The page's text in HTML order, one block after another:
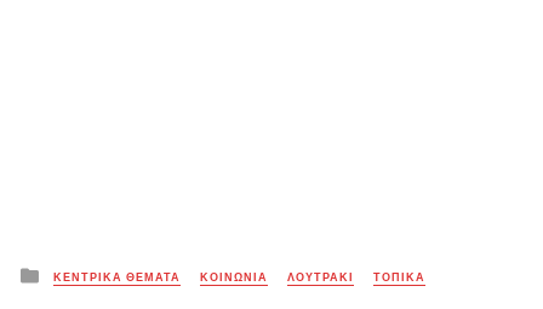
Posted
in
ΚΕΝΤΡΙΚΑ ΘΕΜΑΤΑ ΚΟΙΝΩΝΙΑ ΛΟΥΤΡΑΚΙ ΤΟΠΙΚΑ